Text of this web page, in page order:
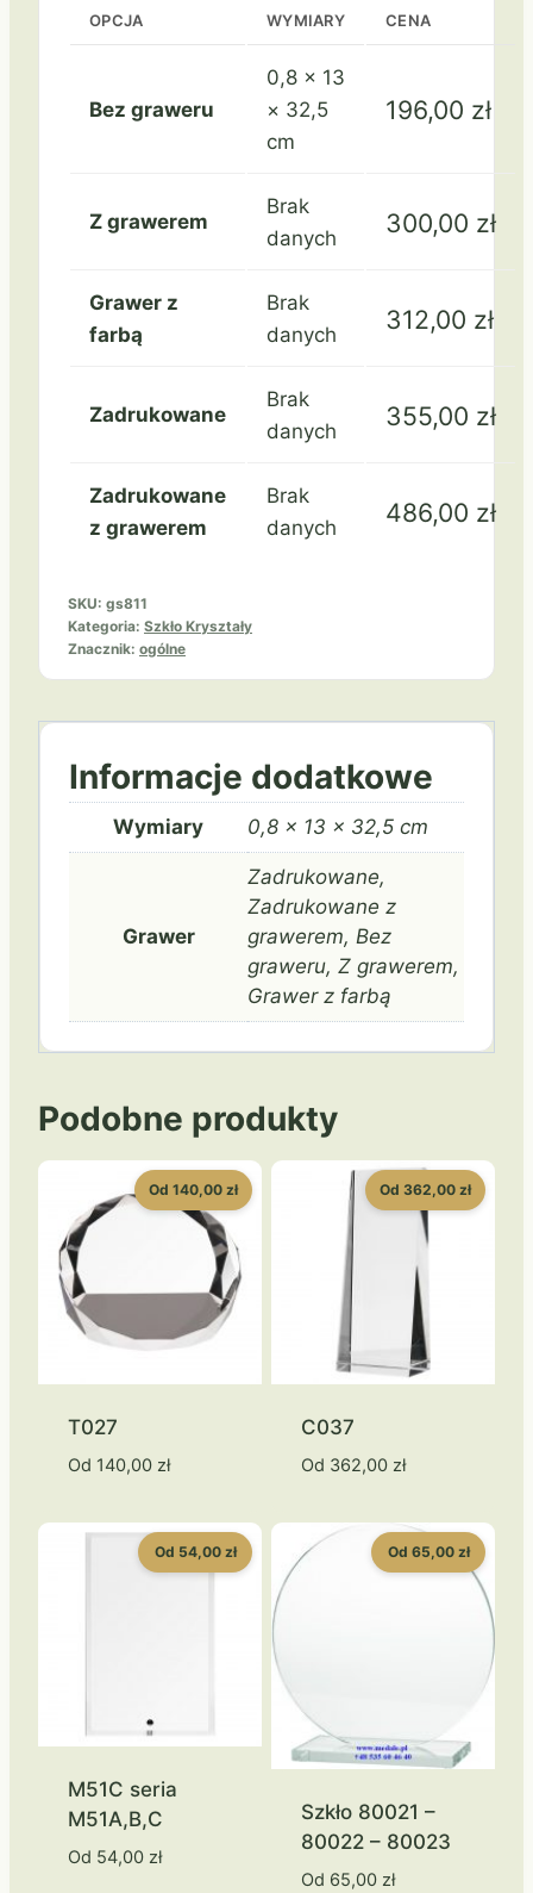
OPCJA WYMIARY CENA
Bez graweru
0,8 × 13
× 32,5
cm
196,00 zł
Z grawerem
Brak
danych
300,00 zł
Grawer z
farbą
Brak
danych
312,00 zł
Zadrukowane
Brak
danych
355,00 zł
Zadrukowane
z grawerem
Brak
danych
486,00 zł
SKU: gs811
Kategoria: Szkło Kryształy
Znacznik: ogólne
Informacje dodatkowe
Wymiary 0,8 × 13 × 32,5 cm
Grawer
Zadrukowane,
Zadrukowane z
grawerem, Bez
graweru, Z grawerem,
Grawer z farbą
Podobne produkty
Od 140,00 zł
T027
Od 140,00 zł
Od 362,00 zł
C037
Od 362,00 zł
Od 54,00 zł
M51C seria
M51A,B,C
Od 54,00 zł
Od 65,00 zł
Szkło 80021 –
80022 – 80023
Od 65,00 zł